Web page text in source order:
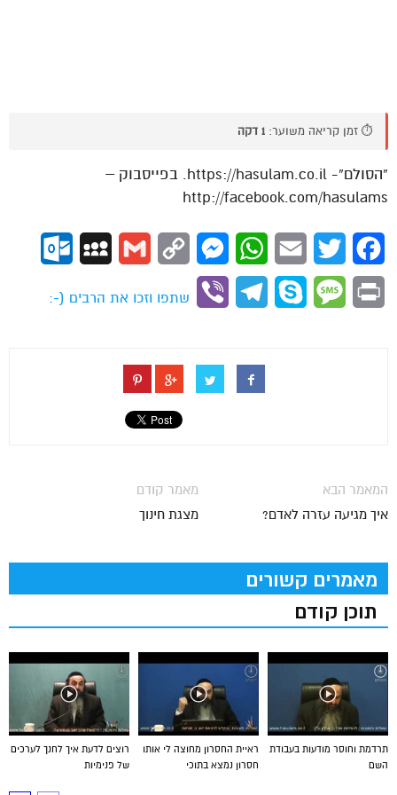
⏱️ זמן קריאה משוער: 1 דקה
“הסולם”- https://hasulam.co.il. בפייסבוק –
http://facebook.com/hasulams
Facebook
Twitter
Email
WhatsApp
Messenger
Copy
Gmail
MySpace
Print
Message
Skype
Telegram
Viber
שתפו וזכו את הרבים (-:
מאמר קודם
מצגת חינוך
המאמר הבא
איך מגיעה עזרה לאדם?
מאמרים קשורים
תוכן קודם
רוצים לדעת איך לחנך לערכים
של פנימיות
ראיית החסרון מחוצה לי אותו
חסרון נמצא בתוכי
תרדמת וחוסר מודעות בעבודת
השם